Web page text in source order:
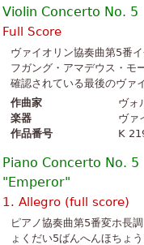
Violin Concerto No. 5
Full Score
ヴァイオリン協奏曲第5番
フガング・アマデウス・モ
確認されている最後のヴァ
作曲家
ヴォ
楽器
ヴァ
作品番号
K
Piano Concerto No. 5
"Emperor"
1. Allegro (full score)
ピアノ協奏曲第5番変ホ長
ょくだい5ばんへんほちょ